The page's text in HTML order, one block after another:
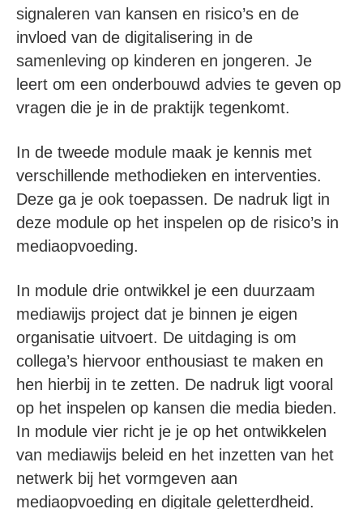
signaleren van kansen en risico’s en de
invloed van de digitalisering in de
samenleving op kinderen en jongeren. Je
leert om een onderbouwd advies te geven op
vragen die je in de praktijk tegenkomt.
In de tweede module maak je kennis met
verschillende methodieken en interventies.
Deze ga je ook toepassen. De nadruk ligt in
deze module op het inspelen op de risico’s in
mediaopvoeding.
In module drie ontwikkel je een duurzaam
mediawijs project dat je binnen je eigen
organisatie uitvoert. De uitdaging is om
collega’s hiervoor enthousiast te maken en
hen hierbij in te zetten. De nadruk ligt vooral
op het inspelen op kansen die media bieden.
In module vier richt je je op het ontwikkelen
van mediawijs beleid en het inzetten van het
netwerk bij het vormgeven aan
mediaopvoeding en digitale geletterdheid.